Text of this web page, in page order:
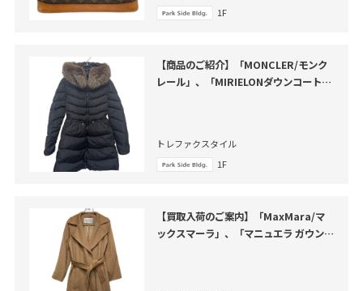
1F
【商品のご紹介】「MONCLER/モンク
レール」、「MIRIELONダウンコート」
トレファクスタイル
1F
【買取入荷のご案内】「MaxMara/マ
ックスマーラ」、「マニュエラ ガウンコ